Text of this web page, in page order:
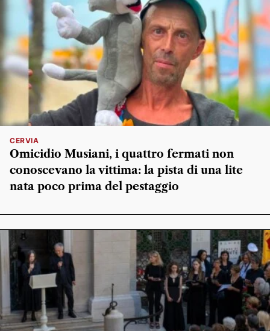
CERVIA
Omicidio Musiani, i quattro fermati non
conoscevano la vittima: la pista di una lite
nata poco prima del pestaggio